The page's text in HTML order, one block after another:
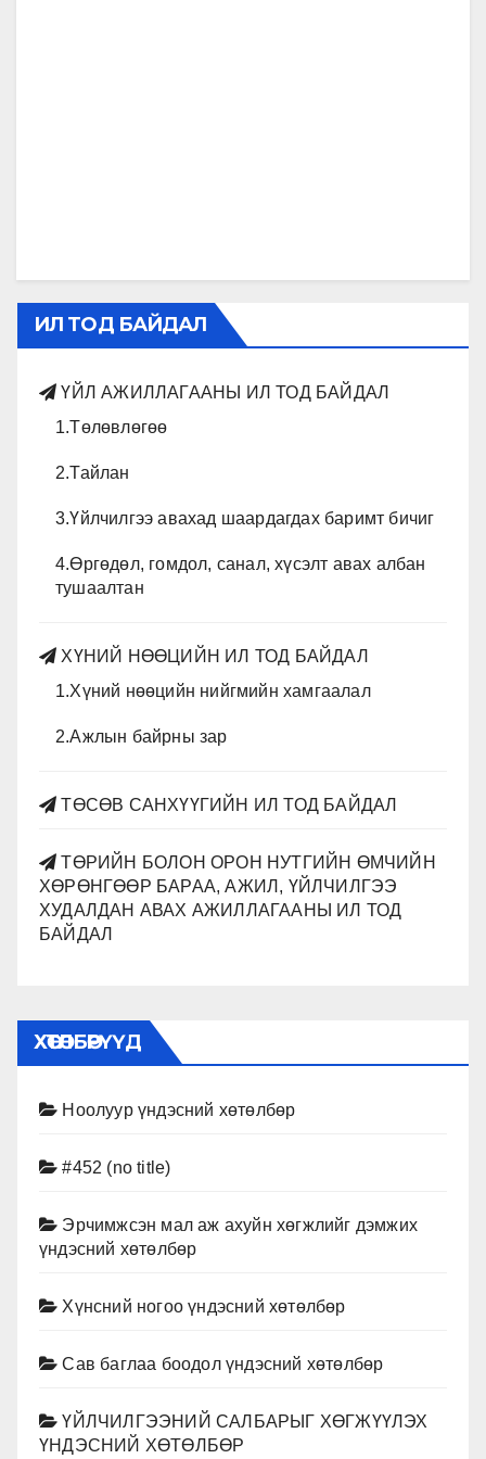
ИЛ ТОД БАЙДАЛ
ҮЙЛ АЖИЛЛАГААНЫ ИЛ ТОД БАЙДАЛ
1.Төлөвлөгөө
2.Тайлан
3.Үйлчилгээ авахад шаардагдах баримт бичиг
4.Өргөдөл, гомдол, санал, хүсэлт авах албан
тушаалтан
ХҮНИЙ НӨӨЦИЙН ИЛ ТОД БАЙДАЛ
1.Хүний нөөцийн нийгмийн хамгаалал
2.Ажлын байрны зар
ТӨСӨВ САНХҮҮГИЙН ИЛ ТОД БАЙДАЛ
ТӨРИЙН БОЛОН ОРОН НУТГИЙН ӨМЧИЙН
ХӨРӨНГӨӨР БАРАА, АЖИЛ, ҮЙЛЧИЛГЭЭ
ХУДАЛДАН АВАХ АЖИЛЛАГААНЫ ИЛ ТОД
БАЙДАЛ
ХӨТӨЛБӨРҮҮД
Ноолуур үндэсний хөтөлбөр
#452 (no title)
Эрчимжсэн мал аж ахуйн хөгжлийг дэмжих
үндэсний хөтөлбөр
Хүнсний ногоо үндэсний хөтөлбөр
Сав баглаа боодол үндэсний хөтөлбөр
ҮЙЛЧИЛГЭЭНИЙ САЛБАРЫГ ХӨГЖҮҮЛЭХ
ҮНДЭСНИЙ ХӨТӨЛБӨР